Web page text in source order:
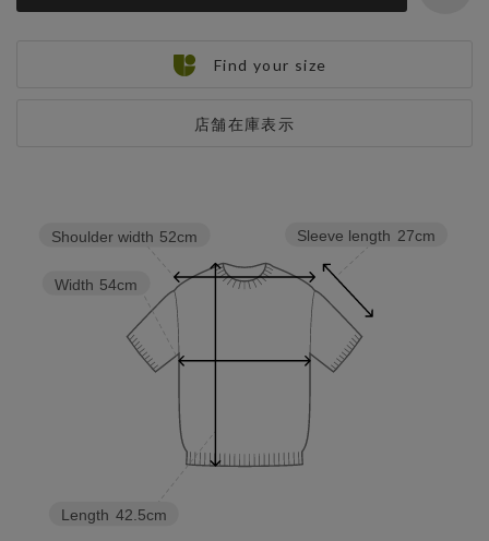
店舗在庫表示
Find your size
Sleeve length 27cm
Length 42.5cm
Width 54cm
Shoulder width 52cm